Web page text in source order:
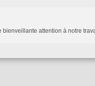
bienveillante attention à notre